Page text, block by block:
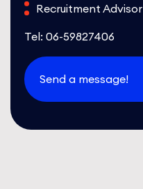
Recruitment Advisor
Tel: 06-59827406
Send a message!